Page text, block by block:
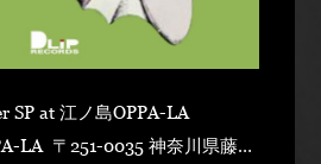
SP at 江ノ島OPPA-LA